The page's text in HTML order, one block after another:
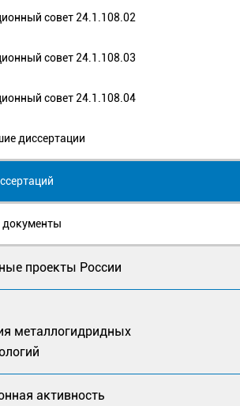
совет 24.1.108.02
совет 24.1.108.03
совет 24.1.108.04
диссертации
документы
проекты России
металлогидридных
активность